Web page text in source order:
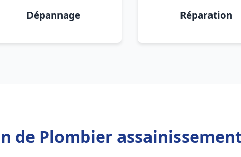
Dépannage Réparation
de Plombier